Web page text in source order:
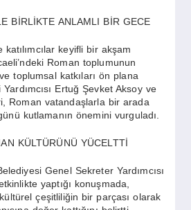
BİRLİKTE ANLAMLI BİR GECE
keyifli bir akşam
Roman toplumunun
toplumsal katkıları ön plana
Yardımcısı Ertuğ Şevket Aksoy ve
Roman vatandaşlarla bir arada
kutlamanın önemini vurguladı.
KÜLTÜRÜNÜ YÜCELTTİ
Genel Sekreter Yardımcısı
yaptığı konuşmada,
çeşitliliğin bir parçası olarak